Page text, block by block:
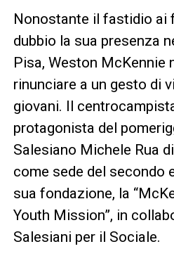
Nonostante il fastidio ai
dubbio la sua presenza
Pisa, Weston McKennie
rinunciare a un gesto di
giovani. Il
protagonista del
Salesiano Michele Rua
come sede del secondo
sua fondazione, la
Youth Mission”, in
Salesiani per il Sociale.